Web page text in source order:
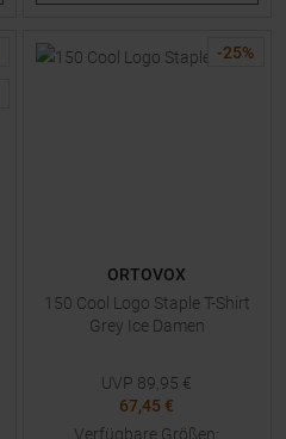
-25%
ORTOVOX
150 Cool Logo Staple T-Shirt
Grey Ice Damen
UVP 89,95 €
67,45 €
Verfügbare Größen: